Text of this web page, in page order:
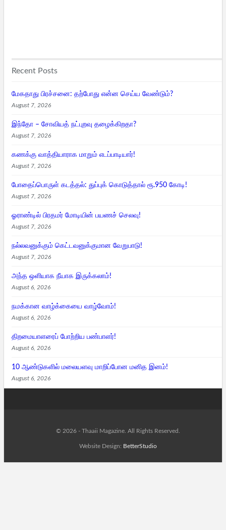
Recent Posts
மேகதாது பிரச்சனை: தற்போது என்ன செய்ய வேண்டும்?
August 7, 2026
இந்தோ – சோவியத் நட்புறவு தழைக்கிறதா?
August 7, 2026
கணக்கு வாத்தியாராக மாறும் எடப்பாடியார்!
August 7, 2026
போதைப்பொருள் கடத்தல்: துப்புக் கொடுத்தால் ரூ.950 கோடி!
August 7, 2026
ஓராண்டில் பிரதமர் மோடியின் பயணச் செலவு!
August 7, 2026
நல்லவனுக்கும் கெட்டவனுக்குமான வேறுபாடு!
August 7, 2026
அந்த ஒளியாக நீயாக இருக்கலாம்!
August 6, 2026
நமக்கான வாழ்க்கையை வாழ்வோம்!
August 6, 2026
திறமையாளரைப் போற்றிய பண்பாளர்!
August 6, 2026
10 ஆண்டுகளில் மலையளவு மாறிப்போன மனித இனம்!
August 6, 2026
© 2026 - Thaaii Magazine. All Rights Reserved.
Website Design: BetterStudio